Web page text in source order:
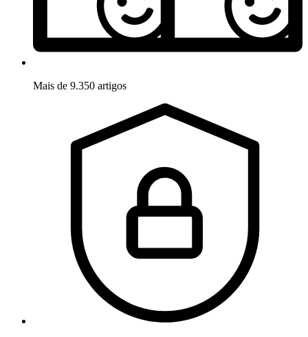
Mais de 9.350 artigos